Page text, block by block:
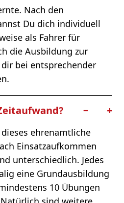
Nach den
Du dich individuell
als Fahrer für
die Ausbildung zur
bei entsprechender
− +
ehrenamtliche
Einsatzaufkommen
unterschiedlich. Jedes
eine Grundausbildung
10 Übungen